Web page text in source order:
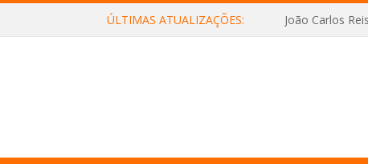
ÚLTIMAS ATUALIZAÇÕES: João Carlos